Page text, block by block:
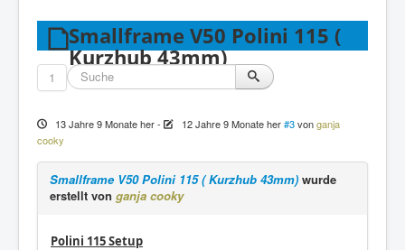
Smallframe V50 Polini 115 (
Kurzhub 43mm)
1
13 Jahre 9 Monate her- 12 Jahre 9 Monate her #3 vonganja
cooky
Smallframe V50 Polini 115 ( Kurzhub 43mm) wurde
erstellt von ganja cooky
Polini 115 Setup